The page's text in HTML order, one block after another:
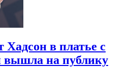
Хадсон в платье с
вышла на публику